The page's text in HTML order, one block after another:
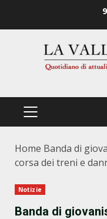
PRIMÄRES
Home Banda di
corsa dei treni e
Notizie
Banda di